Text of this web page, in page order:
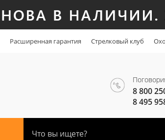
Расширенная гарантия Стрелковый клуб
8 800
8 495